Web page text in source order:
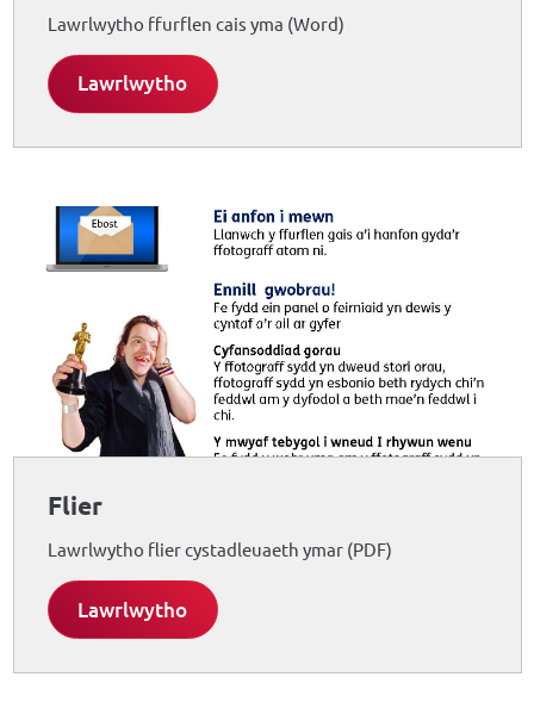
Lawrlwytho ffurflen cais yma (Word)
Lawrlwytho
Flier
Lawrlwytho flier cystadleuaeth ymar (PDF)
Lawrlwytho